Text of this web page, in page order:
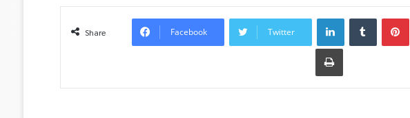
Share Facebook Twitter